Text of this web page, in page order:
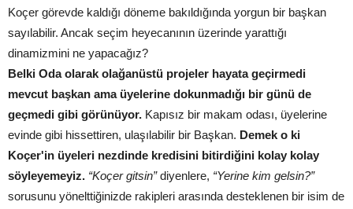
Koçer görevde kaldığı döneme bakıldığında yorgun bir başkan
sayılabilir. Ancak seçim heyecanının üzerinde yarattığı
dinamizmini ne yapacağız?
Belki Oda olarak olağanüstü projeler hayata geçirmedi
mevcut başkan ama üyelerine dokunmadığı bir günü de
geçmedi gibi görünüyor. Kapısız bir makam odası, üyelerine
evinde gibi hissettiren, ulaşılabilir bir Başkan. Demek o ki
Koçer'in üyeleri nezdinde kredisini bitirdiğini kolay kolay
söyleyemeyiz. “Koçer gitsin”diyenlere, “Yerine kim gelsin?”
sorusunu yönelttiğinizde rakipleri arasında desteklenen bir isim de